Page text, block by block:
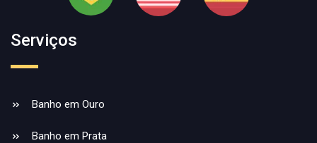
Serviços
Banho em Ouro
Banho em Prata